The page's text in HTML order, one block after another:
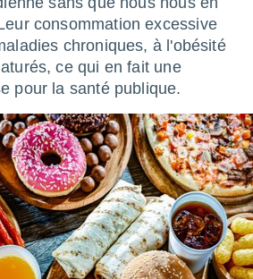
consommation excessive
chroniques, à l'obésité
ce qui en fait une
pour la santé publique.